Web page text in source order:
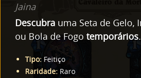
Jaina
Descubra uma Seta de Gelo,
ou Bola de Fogo temporários.
Tipo: Feitiço
Raridade: Raro